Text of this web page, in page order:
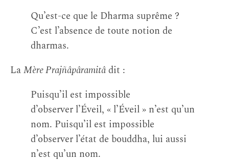
Qu’est-ce que le Dharma suprême ?
C’est l’absence de toute notion de
dharmas.
LaMère Prajñâpâramitâdit :
Puisqu’il est impossible
d’observer l’Éveil, « l’Éveil » n’est qu’un
nom. Puisqu’il est impossible
d’observer l’état de bouddha, lui aussi
n’est qu’un nom.